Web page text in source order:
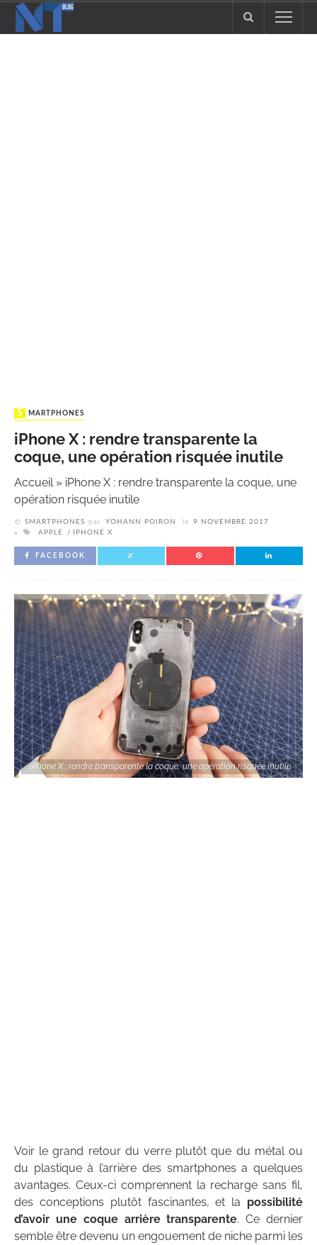
SMARTPHONES
iPhone X : rendre transparente la
coque, une opération risquée inutile
Accueil» iPhone X : rendre transparente la coque, une
opération risquée inutile
SMARTPHONES par YOHANN POIRON le
9 NOVEMBRE 2017
APPLE
IPHONE X
FACEBOOK
iPhone X : rendre transparente la coque, une opération risquée inutile
Voir le grand retour du verre plutôt que du métal ou
du plastique à l’arrière des smartphones a quelques
avantages. Ceux-ci comprennent la recharge sans fil,
des conceptions plutôt fascinantes, et la possibilité
d’avoir une coque arrière transparente. Ce dernier
semble être devenu un engouement de niche parmi les